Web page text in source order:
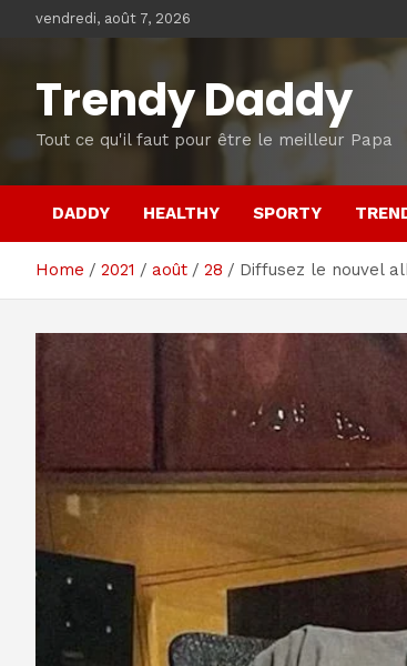
vendredi, août 7, 2026
Trendy Daddy
Tout ce qu'il faut pour être le meilleur Papa
DADDY HEALTHY SPORTY
Home 2021 août 28 Diffusez le nouvel